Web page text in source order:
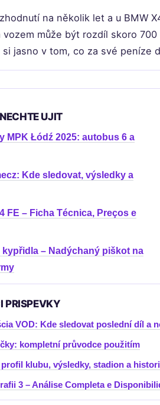
na několik let a u BMW
může být rozdíl skoro
jasno v tom, co za své peníze
UJIT
MPK Łódź 2025: autobus 6 a
Kde sledovat, výsledky a
FE – Ficha Técnica, Preços e
kypřidla – Nadýchaný piškot na
PRISPEVKY
VOD: Kde sledovat poslední díl a
kompletní průvodce použitím
profil klubu, výsledky, stadion a
3 – Análise Completa e